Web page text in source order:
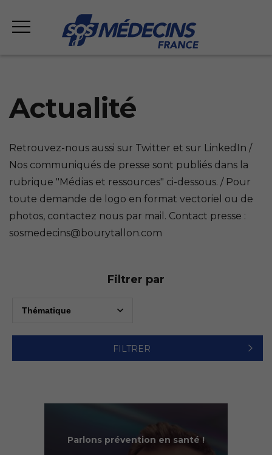
Actualité
Retrouvez-nous aussi sur Twitter et sur LinkedIn /
Nos communiqués de presse sont publiés dans la
rubrique "Médias et ressources" ci-dessous. / Pour
toute demande de logo en format vectoriel ou de
photos, contactez nous par mail. Contact presse :
sosmedecins@bourytallon.com
Filtrer par
FILTRER
Parlons prévention en santé !